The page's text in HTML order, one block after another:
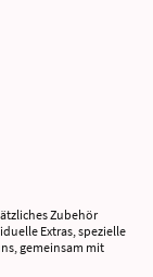
Zubehör
Extras, spezielle
gemeinsam mit